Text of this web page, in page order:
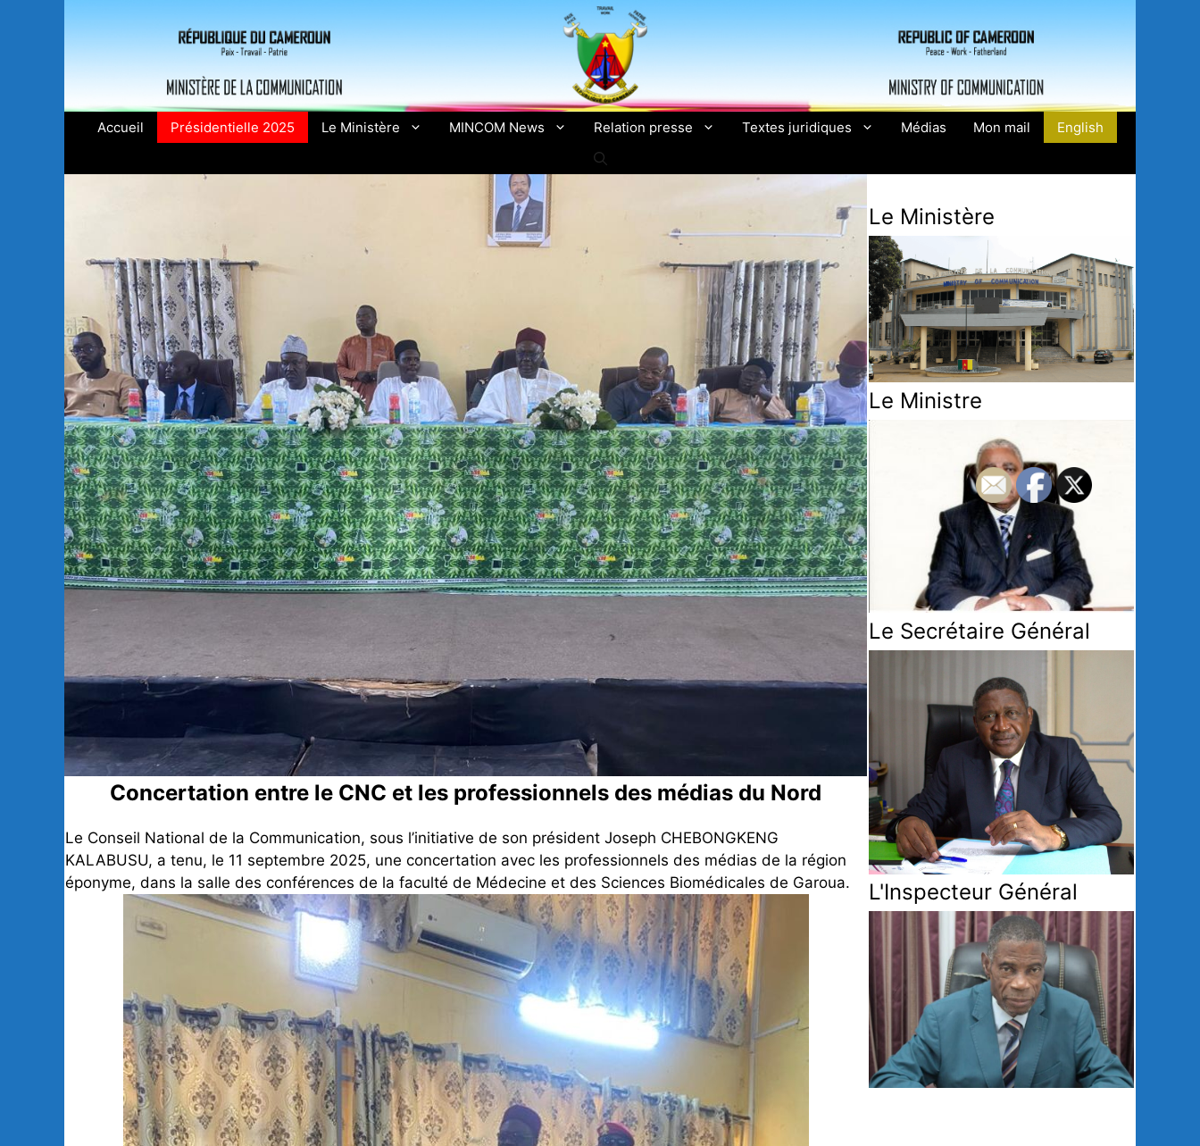
Accueil Présidentielle 2025 Le Ministère MINCOM News Relation presse Textes juridiques Médias Mon mail English
Concertation entre le CNC et les professionnels des médias du Nord
Le Conseil National de la Communication, sous l’initiative de son président Joseph CHEBONGKENG
KALABUSU, a tenu, le 11 septembre 2025, une concertation avec les professionnels des médias de la région
éponyme, dans la salle des conférences de la faculté de Médecine et des Sciences Biomédicales de Garoua.
Le Ministère
Le Ministre
Le Secrétaire Général
L'Inspecteur Général